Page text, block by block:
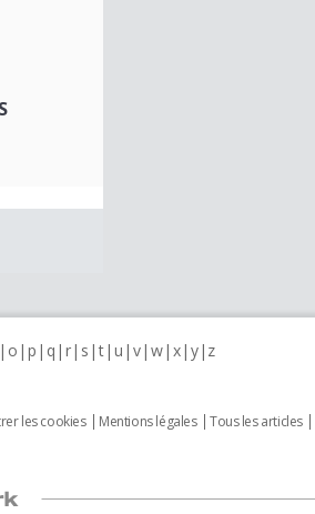
o p q r s t u v w x y z
les cookies Mentions légales Tous les articles